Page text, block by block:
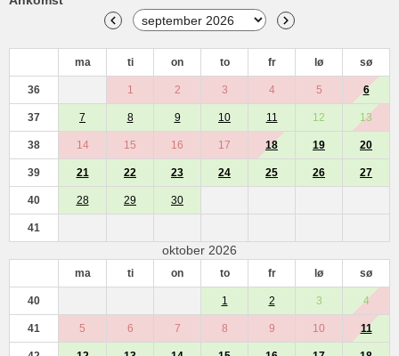
ma ti on to fr lø sø
36 1 2 3 4 5 6
37 7 8 9 10 11 12 13
38 14 15 16 17 18 19 20
39 21 22 23 24 25 26 27
40 28 29 30
41
oktober 2026
ma ti on to fr lø sø
40 1 2 3 4
41 5 6 7 8 9 10 11